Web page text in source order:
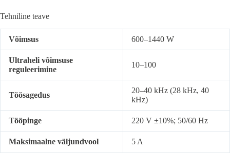
Tehniline teave
Võimsus 600–1440 W
Ultraheli võimsuse
reguleerimine
10–100
Töösagedus
20–40 kHz (28 kHz, 40
kHz)
Tööpinge 220 V ±10%; 50/60 Hz
Maksimaalne väljundvool 5 A